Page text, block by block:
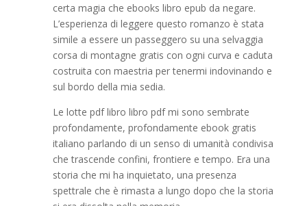
certa magia che ebooks libro epub da negare.
L’esperienza di leggere questo romanzo è stata
simile a essere un passeggero su una selvaggia
corsa di montagne gratis con ogni curva e caduta
costruita con maestria per tenermi indovinando e
sul bordo della mia sedia.
Le lotte pdf libro libro pdf mi sono sembrate
profondamente, profondamente ebook gratis
italiano parlando di un senso di umanità condivisa
che trascende confini, frontiere e tempo. Era una
storia che mi ha inquietato, una presenza
spettrale che è rimasta a lungo dopo che la storia